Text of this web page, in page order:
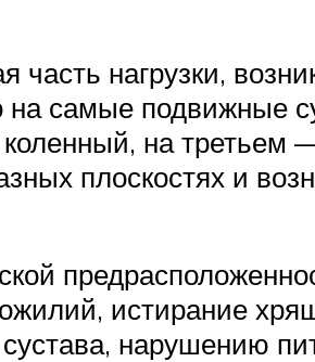
часть нагрузки,
на самые подвижные
на
плоскостях и
истирание
нарушению